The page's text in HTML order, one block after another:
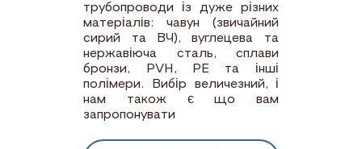
трубопроводи із дуже різних
матеріалів: чавун (звичайний
сирий та ВЧ), вуглецева та
нержавіюча сталь, сплави
бронзи, PVH, PE та інші
полімери. Вибір величезний, і
нам також є що вам
запропонувати